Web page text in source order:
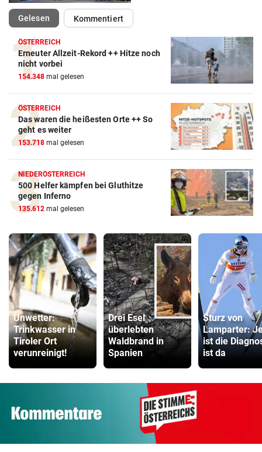
Gelesen(ausgewählt)Kommentiert
ÖSTERREICH
Erneuter Allzeit-Rekord ++ Hitze noch
nicht vorbei
154.348 mal gelesen
ÖSTERREICH
Das waren die heißesten Orte ++ So
geht es weiter
153.718 mal gelesen
NIEDERÖSTERREICH
500 Helfer kämpfen bei Gluthitze
gegen Inferno
135.612 mal gelesen
Unwetter:
Trinkwasser in
Tiroler Ort
verunreinigt!
Drei Esel
überlebten
Waldbrand in
Spanien
Sturz von
Lamparter:
ist die
ist da